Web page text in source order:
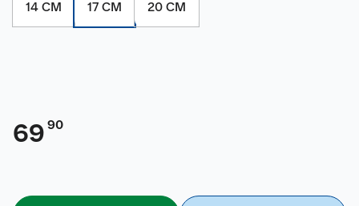
14 CM 17 CM 20 CM
69 90